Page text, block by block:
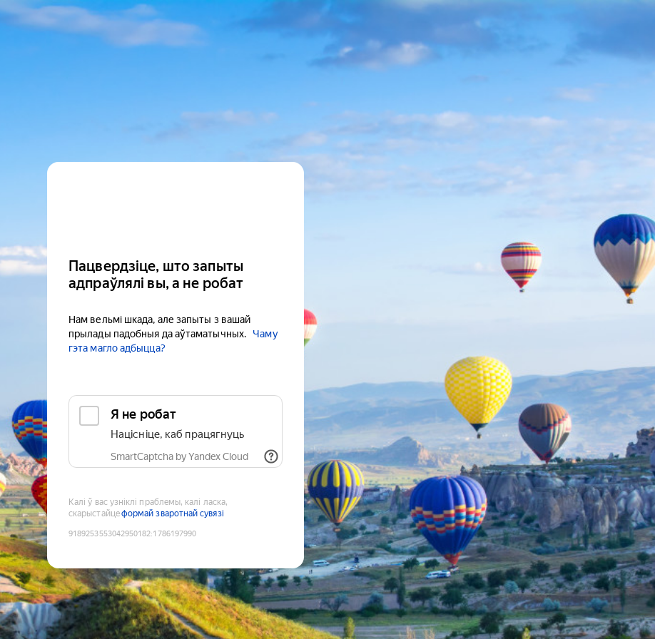
Пацвердзіце, што запыты
адпраўлялі вы, а не робат
Нам вельмі шкада, але запыты з вашай
прылады падобныя да аўтаматычных.
Чаму
гэта магло адбыцца?
Я не робат
Націсніце, каб працягнуць
SmartCaptcha by Yandex Cloud
Калі ў вас узніклі праблемы, калі ласка,
скарыстайцеформай зваротнай сувязі
9189253553042950182:1786197990